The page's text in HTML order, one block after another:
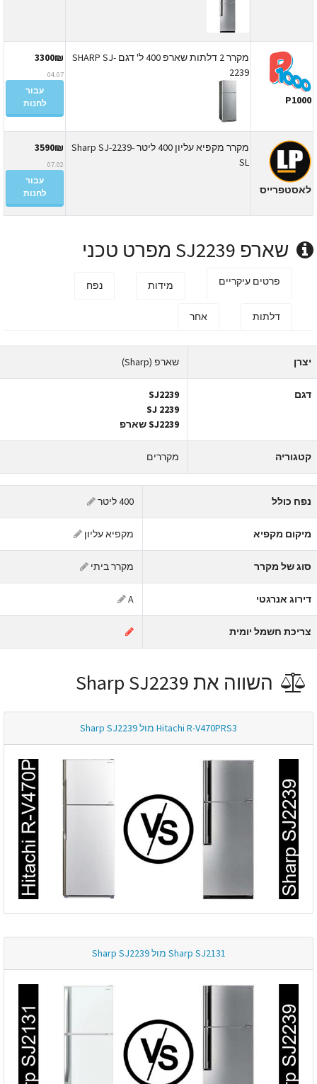
מקרר 2 דלתות שארפ 400 ל' דגם SHARP SJ-
2239
3300₪
04.07
עבור
לחנות
מקרר מקפיא עליון 400 ליטר Sharp SJ-2239-
3590₪
07.02
עבור
לחנות
שארפ SJ2239 מפרט טכני
פרטים עיקריים מידות נפח
דלתות אחר
שארפ (Sharp)
SJ2239
SJ 2239
SJ2239 שארפ
מקררים
כולל 400 ליטר
מקפיא מקפיא עליון
של מקרר מקרר ביתי
אנרגטי
חשמל יומית
השווה את Sharp SJ2239
Hitachi R-V470PRS3 מול Sharp SJ2239
Sharp SJ2131 מול Sharp SJ2239